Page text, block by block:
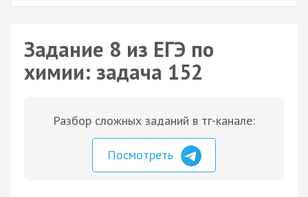
Задание 8 из ЕГЭ по
химии: задача 152
Разбор сложных заданий в тг-канале:
Посмотреть